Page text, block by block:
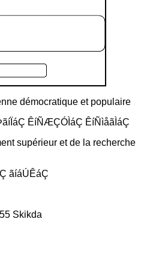
démocratique et populaire
ÊíÑÆÇÓÌáÇ ÊíÑìåãÌáÇ
supérieur et de la recherche
ãíáÚÊáÇ
Skikda